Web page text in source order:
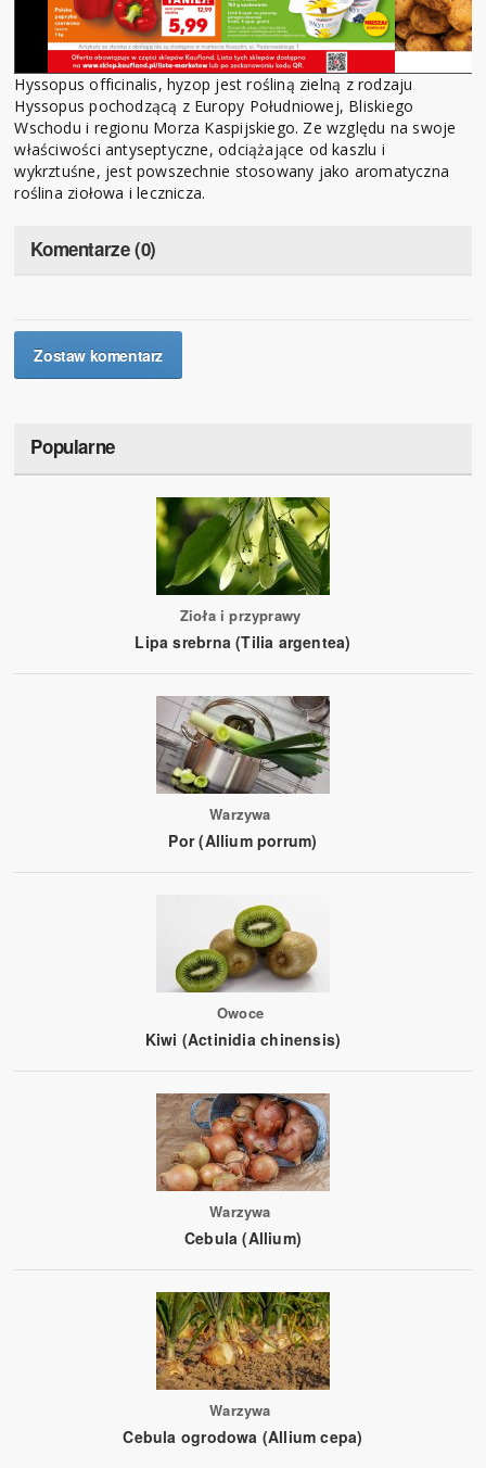
Hyssopus officinalis, hyzop jest rośliną zielną z rodzaju
Hyssopus pochodzącą z Europy Południowej, Bliskiego
Wschodu i regionu Morza Kaspijskiego. Ze względu na swoje
właściwości antyseptyczne, odciążające od kaszlu i
wykrztuśne, jest powszechnie stosowany jako aromatyczna
roślina ziołowa i lecznicza.
Komentarze (0)
Zostaw komentarz
Popularne
Zioła i przyprawy
Lipa srebrna (Tilia argentea)
Warzywa
Por (Allium porrum)
Owoce
Kiwi (Actinidia chinensis)
Warzywa
Cebula (Allium)
Warzywa
Cebula ogrodowa (Allium cepa)